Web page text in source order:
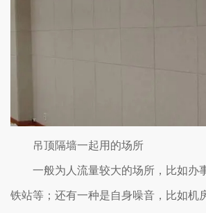
吊顶隔墙一起用的场所
一般为人流量较大的场所，比如办
铁站等；还有一种是自身噪音，比如机